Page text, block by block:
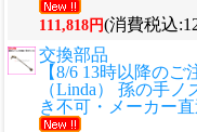
111,818円(消費税込
交換部品
【8/6 13時以降の
（Linda） 孫の手
き不可・メーカー